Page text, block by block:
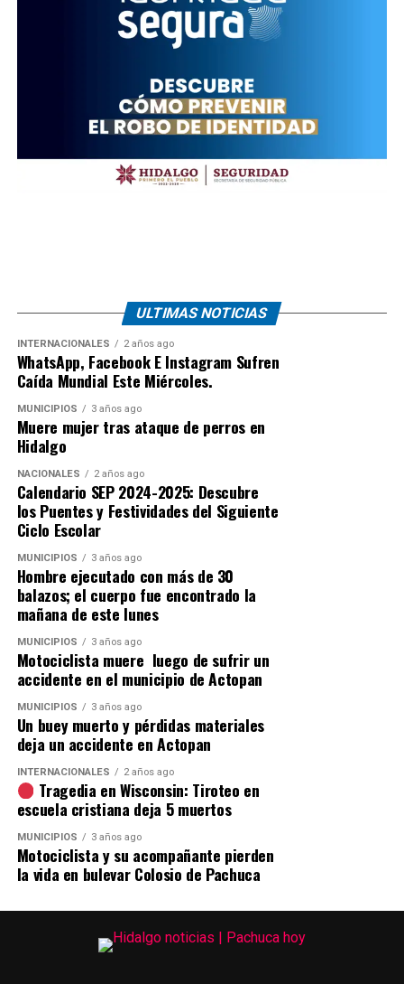
ULTIMAS NOTICIAS
INTERNACIONALES 2 años ago
WhatsApp, Facebook E Instagram Sufren
Caída Mundial Este Miércoles.
MUNICIPIOS 3 años ago
Muere mujer tras ataque de perros en
Hidalgo
NACIONALES 2 años ago
Calendario SEP 2024-2025: Descubre
los Puentes y Festividades del Siguiente
Ciclo Escolar
MUNICIPIOS 3 años ago
Hombre ejecutado con más de 30
balazos; el cuerpo fue encontrado la
mañana de este lunes
MUNICIPIOS 3 años ago
Motociclista muere luego de sufrir un
accidente en el municipio de Actopan
MUNICIPIOS 3 años ago
Un buey muerto y pérdidas materiales
deja un accidente en Actopan
INTERNACIONALES 2 años ago
Tragedia en Wisconsin: Tiroteo en
escuela cristiana deja 5 muertos
MUNICIPIOS 3 años ago
Motociclista y su acompañante pierden
la vida en bulevar Colosio de Pachuca